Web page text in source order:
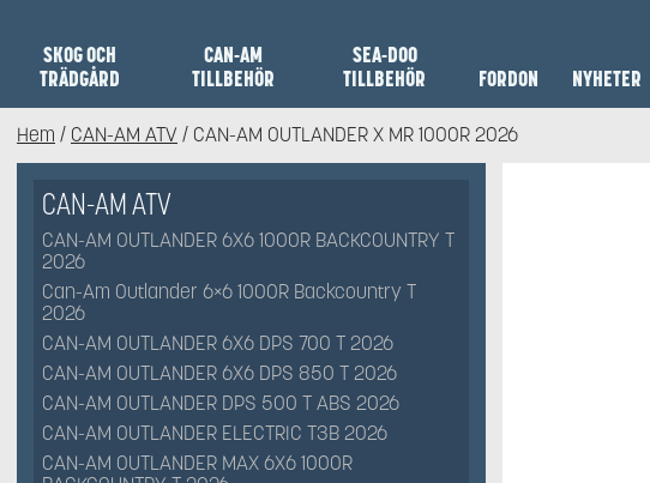
SKOG OCH
TRÄDGÅRD
CAN-AM
TILLBEHÖR
SEA-DOO
TILLBEHÖR
FORDON NYHETER
Hem / CAN-AM ATV / CAN-AM OUTLANDER X MR 1000R 2026
CAN-AM ATV
CAN-AM OUTLANDER 6X6 1000R BACKCOUNTRY T
2026
Can-Am Outlander 6×6 1000R Backcountry T
2026
CAN-AM OUTLANDER 6X6 DPS 700 T 2026
CAN-AM OUTLANDER 6X6 DPS 850 T 2026
CAN-AM OUTLANDER DPS 500 T ABS 2026
CAN-AM OUTLANDER ELECTRIC T3B 2026
CAN-AM OUTLANDER MAX 6X6 1000R